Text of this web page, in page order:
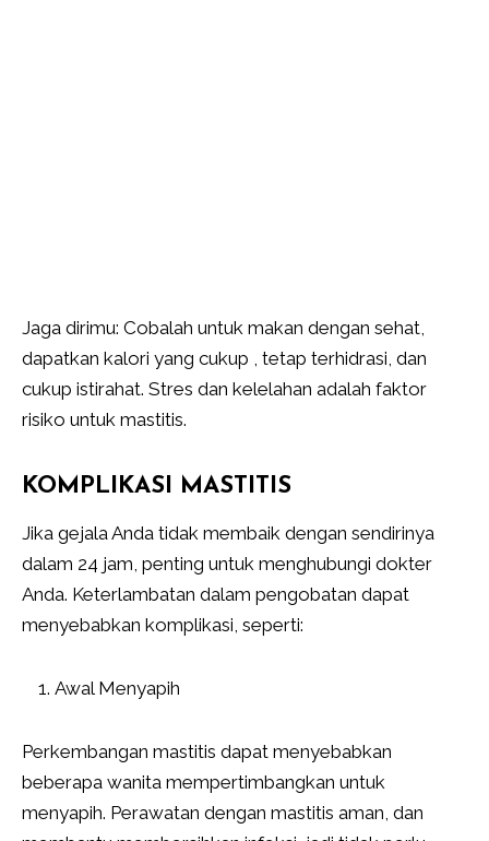
Jaga dirimu: Cobalah untuk makan dengan sehat,
dapatkan kalori yang cukup , tetap terhidrasi, dan
cukup istirahat. Stres dan kelelahan adalah faktor
risiko untuk mastitis.
KOMPLIKASI MASTITIS
Jika gejala Anda tidak membaik dengan sendirinya
dalam 24 jam, penting untuk menghubungi dokter
Anda. Keterlambatan dalam pengobatan dapat
menyebabkan komplikasi, seperti:
Awal Menyapih
Perkembangan mastitis dapat menyebabkan
beberapa wanita mempertimbangkan untuk
menyapih. Perawatan dengan mastitis aman, dan